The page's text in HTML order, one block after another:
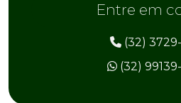
Entre em
(32)
(32)